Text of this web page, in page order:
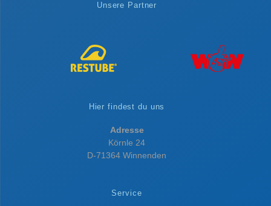
Unsere Partner
Hier findest du uns
Adresse
Körnle 24
D-71364 Winnenden
Service